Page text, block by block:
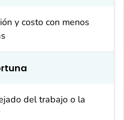
y costo con menos
del trabajo o la